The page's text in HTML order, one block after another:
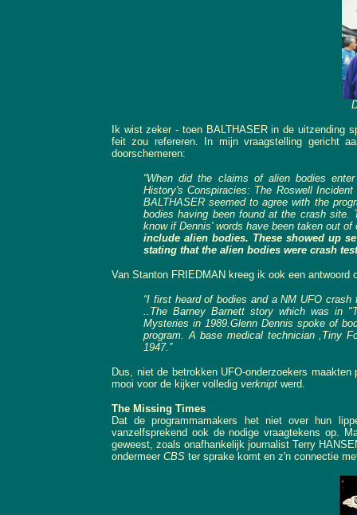
Ik wist zeker - toen BALTHASER in de uitzending
feit zou refereren. In mijn vraagstelling gericht
doorschemeren:
“When did the claims of alien bodies
History's Conspiracies: The Roswell
BALTHASER seemed to agree with the
bodies having been found at the crash
know if Dennis' words have been taken out of
include alien bodies. These showed up
stating that the alien bodies were crash
Van Stanton FRIEDMAN kreeg ik ook een antwoord
“I first heard of bodies and a NM UFO
..The Barney Barnett story which was in
Mysteries in 1989.Glenn Dennis spoke of
program. A base medical technician ,Tiny
1947.”
Dus, niet de betrokken UFO-onderzoekers
mooi voor de kijker volledig verknipt werd.
The Missing Times
Dat de programmamakers het niet over hun
vanzelfsprekend ook de nodige vraagtekens op.
geweest, zoals onafhankelijk journalist Terry
ondermeer CBS ter sprake komt en z'n connectie